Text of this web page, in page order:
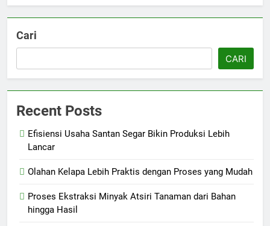
Cari
CARI
Recent Posts
Efisiensi Usaha Santan Segar Bikin Produksi Lebih
Lancar
Olahan Kelapa Lebih Praktis dengan Proses yang Mudah
Proses Ekstraksi Minyak Atsiri Tanaman dari Bahan
hingga Hasil